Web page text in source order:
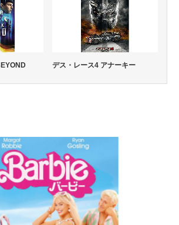
デス・レース4 アナーキー